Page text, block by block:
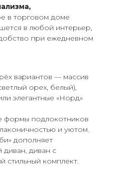
в торговом доме
в любой интерьер,
при ежедневном
вариантов — массив
орех, белый),
элегантные «Норд»
формы подлокотников
и уютом.
дополняет
диван с
стильный комплект.